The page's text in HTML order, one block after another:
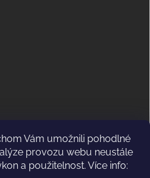
Vám umožnili pohodlné
provozu webu neustále
a použitelnost. Více info:
KUPNÍ SMLOUVY